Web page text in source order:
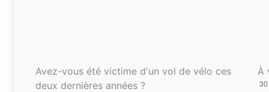
Avez-vous été victime d'un vol de vélo ces
deux dernières années ?
À